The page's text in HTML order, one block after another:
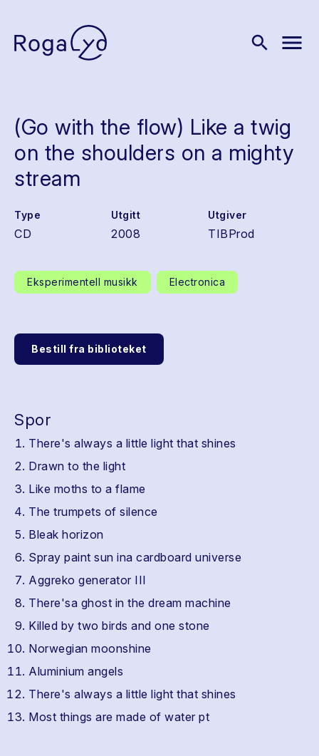
search menu
(Go with the flow) Like a twig
on the shoulders on a mighty
stream
Type
CD
Utgitt
2008
Utgiver
TIBProd
Eksperimentell musikk Electronica
Bestill fra biblioteket
Spor
There's always a little light that shines
Drawn to the light
Like moths to a flame
The trumpets of silence
Bleak horizon
Spray paint sun ina cardboard universe
Aggreko generator III
There'sa ghost in the dream machine
Killed by two birds and one stone
Norwegian moonshine
Aluminium angels
There's always a little light that shines
Most things are made of water pt